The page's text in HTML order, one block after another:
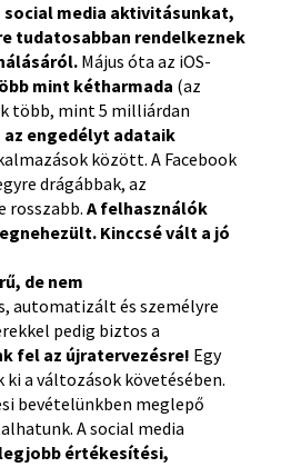
social media aktivitásunkat,
tudatosabban rendelkeznek
Május óta az iOS-
mint kétharmada (az
több, mint 5 milliárdan
az engedélyt adataik
között. A Facebook
drágábbak, az
rosszabb. A felhasználók
Kinccsé vált a jó
de nem
automatizált és személyre
pedig biztos a
fel az újratervezésre! Egy
a változások követésében.
bevételünkben meglepő
A social media
értékesítési,